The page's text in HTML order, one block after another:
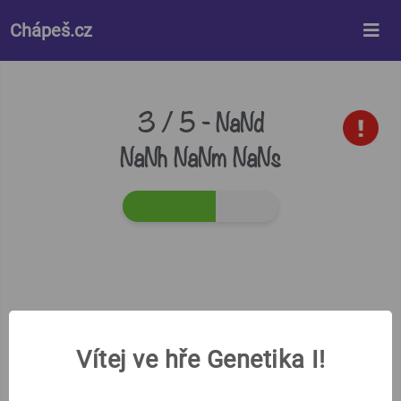
Chápeš.cz
3 / 5 -NaNd
NaNh NaNm NaNs
Vítej ve hře Genetika I!